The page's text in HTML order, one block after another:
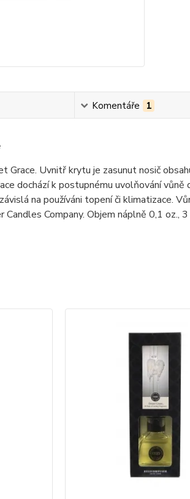
Komentáře 1
Grace. Uvnitř krytu je zasunut nosič
dochází k postupnému uvolňování
na používáni topení či klimatizace.
Company. Objem náplně 0,1 oz., 3